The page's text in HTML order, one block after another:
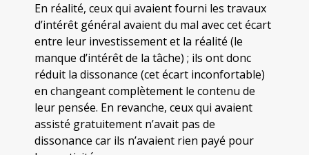
En réalité, ceux qui avaient fourni les travaux
d’intérêt général avaient du mal avec cet écart
entre leur investissement et la réalité (le
manque d’intérêt de la tâche) ; ils ont donc
réduit la dissonance (cet écart inconfortable)
en changeant complètement le contenu de
leur pensée. En revanche, ceux qui avaient
assisté gratuitement n’avait pas de
dissonance car ils n’avaient rien payé pour